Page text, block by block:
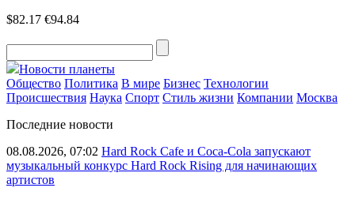
$82.17 €94.84
Новости планеты
Общество Политика В мире Бизнес Технологии
Происшествия Наука Спорт Стиль жизни Компании Москва
Последние новости
08.08.2026, 07:02 Hard Rock Cafe и Coca-Cola запускают
музыкальный конкурс Hard Rock Rising для начинающих
артистов